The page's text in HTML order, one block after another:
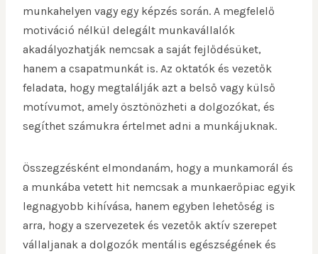
munkahelyen vagy egy képzés során. A megfelelő
motiváció nélkül delegált munkavállalók
akadályozhatják nemcsak a saját fejlődésüket,
hanem a csapatmunkát is. Az oktatók és vezetők
feladata, hogy megtalálják azt a belső vagy külső
motívumot, amely ösztönözheti a dolgozókat, és
segíthet számukra értelmet adni a munkájuknak.
Összegzésként elmondanám, hogy a munkamorál és
a munkába vetett hit nemcsak a munkaerőpiac egyik
legnagyobb kihívása, hanem egyben lehetőség is
arra, hogy a szervezetek és vezetők aktív szerepet
vállaljanak a dolgozók mentális egészségének és